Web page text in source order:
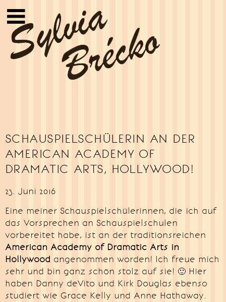
SCHAUSPIELSCHÜLERIN AN DER
AMERICAN ACADEMY OF
DRAMATIC ARTS, HOLLYWOOD!
23. Juni 2016
Eine meiner Schauspielschülerinnen, die ich auf
das Vorsprechen an Schauspielschulen
vorbereitet habe, ist an der traditionsreichen
American Academy of Dramatic Arts in
Hollywood angenommen worden! Ich freue mich
sehr und bin ganz schön stolz auf sie! 🙂 Hier
haben Danny deVito und Kirk Douglas ebenso
studiert wie Grace Kelly und Anne Hathaway.